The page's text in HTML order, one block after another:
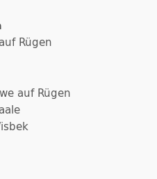
Rügen
auf Rügen